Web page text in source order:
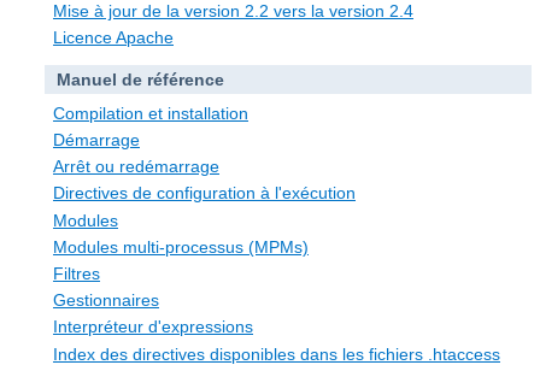
Mise à jour de la version 2.2 vers la version 2.4
Licence Apache
Manuel de référence
Compilation et installation
Démarrage
Arrêt ou redémarrage
Directives de configuration à l'exécution
Modules
Modules multi-processus (MPMs)
Filtres
Gestionnaires
Interpréteur d'expressions
Index des directives disponibles dans les fichiers .htaccess